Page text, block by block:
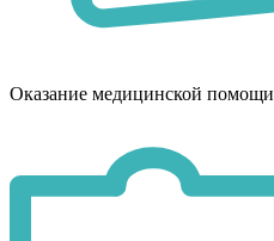
Оказание медицинской помощи